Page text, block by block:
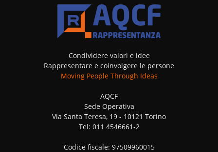
Condividere valori e idee
Rappresentare e coinvolgere le persone
Moving People Through Ideas
AQCF
Sede Operativa
Via Santa Teresa, 19 - 10121 Torino
Tel: 011 4546661-2
Codice fiscale: 97509960015